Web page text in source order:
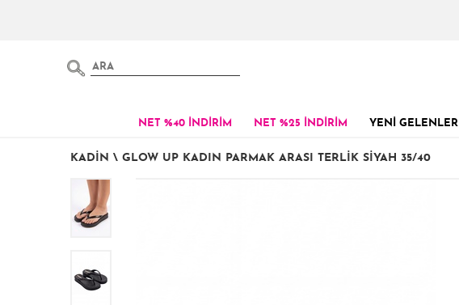
NET %40 İNDİRİM NET %25 İNDİRİM YENİ GELENLER
KADIN \ GLOW UP KADIN PARMAK ARASI TERLIK SIYAH 35/40